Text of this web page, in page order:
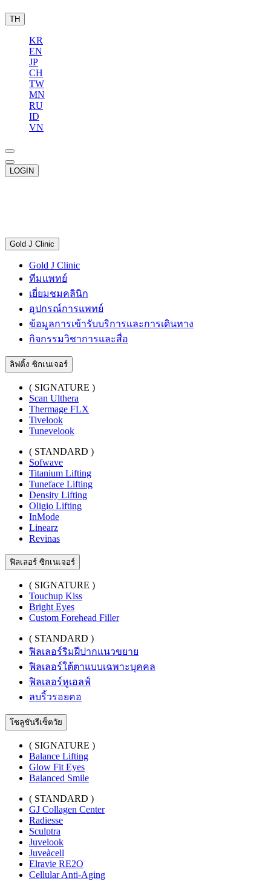
TH
KR
EN
JP
CH
TW
MN
RU
ID
VN
LOGIN
Gold J Clinic
Gold J Clinic
ทีมแพทย์
เยี่ยมชมคลินิก
อุปกรณ์การแพทย์
ข้อมูลการเข้ารับบริการและการเดินทาง
กิจกรรมวิชาการและสื่อ
ลิฟติ้ง ซิกเนเจอร์
( SIGNATURE )
Scan Ulthera
Thermage FLX
Tivelook
Tunevelook
( STANDARD )
Sofwave
Titanium Lifting
Tuneface Lifting
Density Lifting
Oligio Lifting
InMode
Linearz
Revinas
ฟิลเลอร์ ซิกเนเจอร์
( SIGNATURE )
Touchup Kiss
Bright Eyes
Custom Forehead Filler
( STANDARD )
ฟิลเลอร์ริมฝีปากแนวขยาย
ฟิลเลอร์ใต้ตาแบบเฉพาะบุคคล
ฟิลเลอร์หูเอลฟ์
ลบริ้วรอยคอ
โซลูชันรีเซ็ตวัย
( SIGNATURE )
Balance Lifting
Glow Fit Eyes
Balanced Smile
( STANDARD )
GJ Collagen Center
Radiesse
Sculptra
Juvelook
Juveàcell
Elravie RE2O
Cellular Anti-Aging